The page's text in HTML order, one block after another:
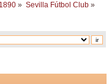
» Sevilla Fútbol Club »